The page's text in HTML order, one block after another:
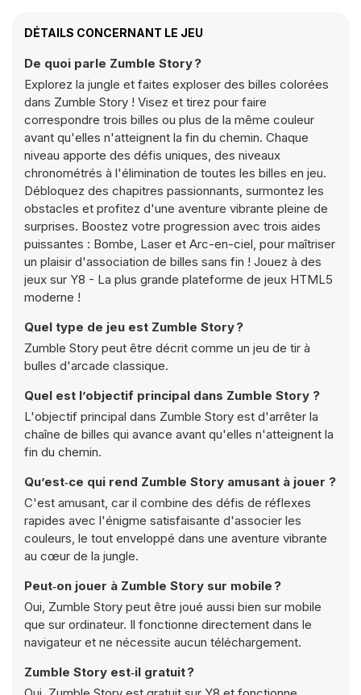
DÉTAILS CONCERNANT LE JEU
De quoi parle Zumble Story ?
Explorez la jungle et faites exploser des billes colorées
dans Zumble Story ! Visez et tirez pour faire
correspondre trois billes ou plus de la même couleur
avant qu'elles n'atteignent la fin du chemin. Chaque
niveau apporte des défis uniques, des niveaux
chronométrés à l'élimination de toutes les billes en jeu.
Débloquez des chapitres passionnants, surmontez les
obstacles et profitez d'une aventure vibrante pleine de
surprises. Boostez votre progression avec trois aides
puissantes : Bombe, Laser et Arc-en-ciel, pour maîtriser
un plaisir d'association de billes sans fin ! Jouez à des
jeux sur Y8 - La plus grande plateforme de jeux HTML5
moderne !
Quel type de jeu est Zumble Story ?
Zumble Story peut être décrit comme un jeu de tir à
bulles d'arcade classique.
Quel est l’objectif principal dans Zumble Story ?
L'objectif principal dans Zumble Story est d'arrêter la
chaîne de billes qui avance avant qu'elles n'atteignent la
fin du chemin.
Qu’est‑ce qui rend Zumble Story amusant à jouer ?
C'est amusant, car il combine des défis de réflexes
rapides avec l'énigme satisfaisante d'associer les
couleurs, le tout enveloppé dans une aventure vibrante
au cœur de la jungle.
Peut‑on jouer à Zumble Story sur mobile ?
Oui, Zumble Story peut être joué aussi bien sur mobile
que sur ordinateur. Il fonctionne directement dans le
navigateur et ne nécessite aucun téléchargement.
Zumble Story est‑il gratuit ?